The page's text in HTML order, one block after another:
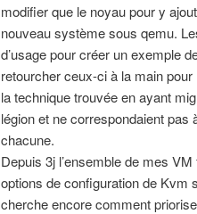
modifier que le noyau pour y
nouveau système sous qemu.
d’usage pour créer un exemple
retourcher ceux-ci à la main
la technique trouvée en ayant
légion et ne correspondaient pas
chacune.
Depuis 3j l’ensemble de mes
options de configuration de Kvm
cherche encore comment